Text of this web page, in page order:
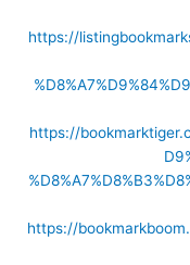
https://
https://
https://